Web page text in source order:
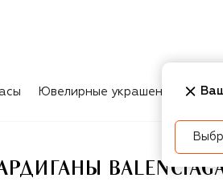
Ювелирные украшения